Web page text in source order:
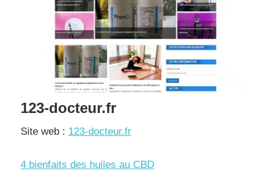
123-docteur.fr
Site web : 123-docteur.fr
4 bienfaits des huiles au CBD